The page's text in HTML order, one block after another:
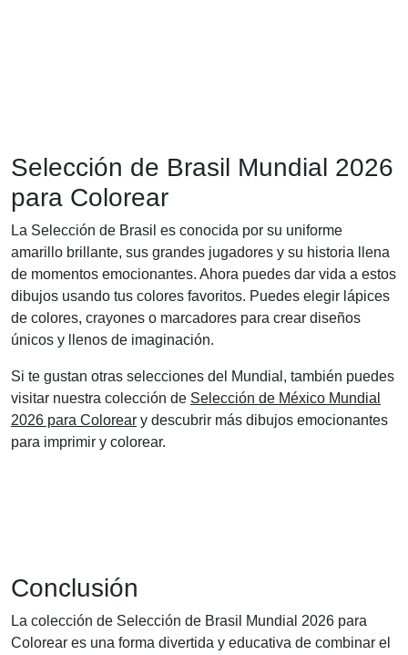
Selección de Brasil Mundial 2026
para Colorear
La Selección de Brasil es conocida por su uniforme
amarillo brillante, sus grandes jugadores y su historia llena
de momentos emocionantes. Ahora puedes dar vida a estos
dibujos usando tus colores favoritos. Puedes elegir lápices
de colores, crayones o marcadores para crear diseños
únicos y llenos de imaginación.
Si te gustan otras selecciones del Mundial, también puedes
visitar nuestra colección de Selección de México Mundial
2026 para Colorear y descubrir más dibujos emocionantes
para imprimir y colorear.
Conclusión
La colección de Selección de Brasil Mundial 2026 para
Colorear es una forma divertida y educativa de combinar el